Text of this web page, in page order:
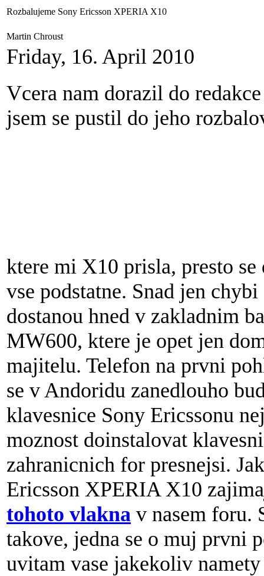
Rozbalujeme Sony Ericsson XPERIA X10
Martin Chroust
Friday, 16. April 2010
Vcera nam dorazil do
jsem se pustil do jeho
ktere mi X10 prisla, presto
vse podstatne. Snad jen
dostanou hned v zakladnim
MW600, ktere je opet jen
majitelu. Telefon na prvni
se v Andoridu zanedlouho
klavesnice Sony Ericssonu
moznost doinstalovat
zahranicnich for presnejsi.
Ericsson XPERIA X10
tohoto vlakna v nasem foru.
takove, jedna se o muj prvni
uvitam vase jakekoliv